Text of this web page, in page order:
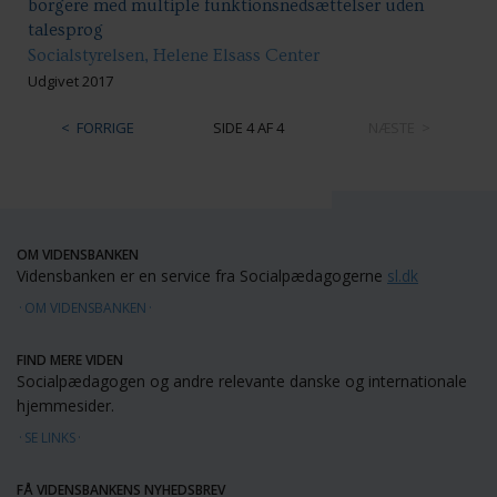
borgere med multiple funktionsnedsættelser uden
talesprog
Socialstyrelsen, Helene Elsass Center
Udgivet 2017
FORRIGE SIDE 4 AF 4
OM VIDENSBANKEN
Vidensbanken er en service fra Socialpædagogerne sl.dk
OM VIDENSBANKEN
FIND MERE VIDEN
Socialpædagogen og andre relevante danske og internationale
hjemmesider.
SE LINKS
FÅ VIDENSBANKENS NYHEDSBREV